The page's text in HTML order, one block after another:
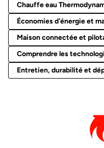
Chauffe eau
Économies d'énergie et
Maison connectée et
Comprendre les
Entretien, durabilité et